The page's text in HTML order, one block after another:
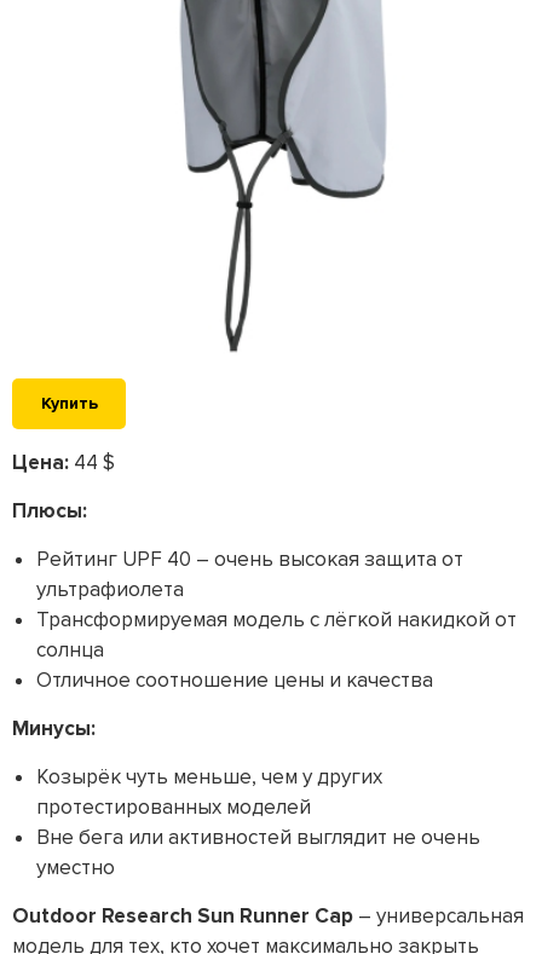
Купить
Цена: 44 $
Плюсы:
Рейтинг UPF 40 – очень высокая защита от
ультрафиолета
Трансформируемая модель с лёгкой накидкой от
солнца
Отличное соотношение цены и качества
Минусы:
Козырёк чуть меньше, чем у других
протестированных моделей
Вне бега или активностей выглядит не очень
уместно
Outdoor Research Sun Runner Cap – универсальная
модель для тех, кто хочет максимально закрыть